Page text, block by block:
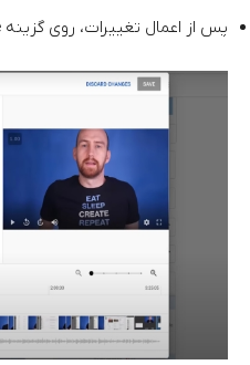
پس از اعمال تغییرات، روی گزینه Save کلیک کنید.